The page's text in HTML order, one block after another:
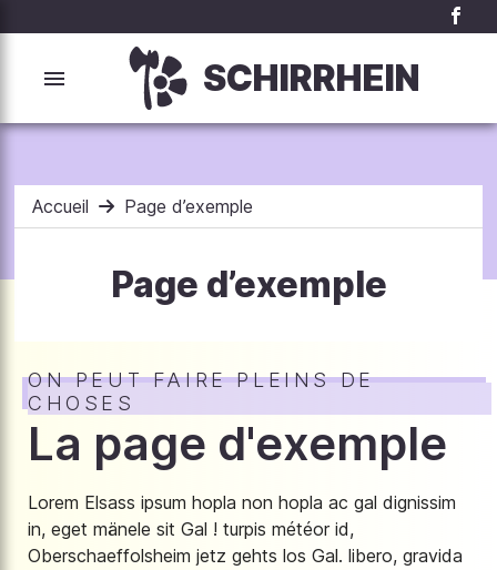
SCHIRRHEIN
Accueil Page d’exemple
Page d’exemple
ON PEUT FAIRE PLEINS DE
CHOSES
La page d'exemple
Lorem Elsass ipsum hopla non hopla ac gal dignissim
in, eget mänele sit Gal ! turpis météor id,
Oberschaeffolsheim jetz gehts los Gal. libero, gravida